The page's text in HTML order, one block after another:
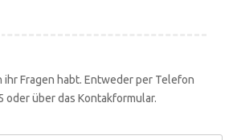
Fragen habt. Entweder per Telefon
über das Kontakformular.